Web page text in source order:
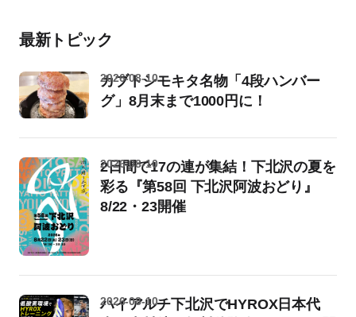
最新トピック
カブトシモキタ名物「4段ハンバー
グ」8月末まで1000円に！
2026-08-10
2日間で17の連が集結！下北沢の夏を
彩る『第58回 下北沢阿波おどり』
8/22・23開催
2026-08-10
ハイアルチ下北沢でHYROX日本代
2026-08-10